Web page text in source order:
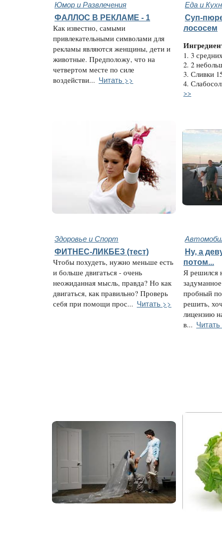
Юмор и Развлечения Еда и
ФАЛЛОС В РЕКЛАМЕ - 1
Как известно, самыми
привлекательными символами для
рекламы являются женщины, дети и
животные. Предположу, что на
четвертом месте по силе
воздействи... Читать >>
Суп-
лососем
1. 3
2. 2
3. Сливки
4.
>>
Здоровье и Спорт
ФИТНЕС-ЛИКБЕЗ (тест)
Чтобы похудеть, нужно меньше есть
и больше двигаться - очень
неожиданная мысль, правда? Но как
двигаться, как правильно? Проверь
себя при помощи прос... Читать >>
Ну, а
потом...
Я решился
пробный
решить,
лицензию
в...